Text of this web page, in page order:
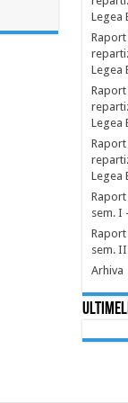
Legea
Legea
Legea
Legea
sem. I
sem.
Arhiva